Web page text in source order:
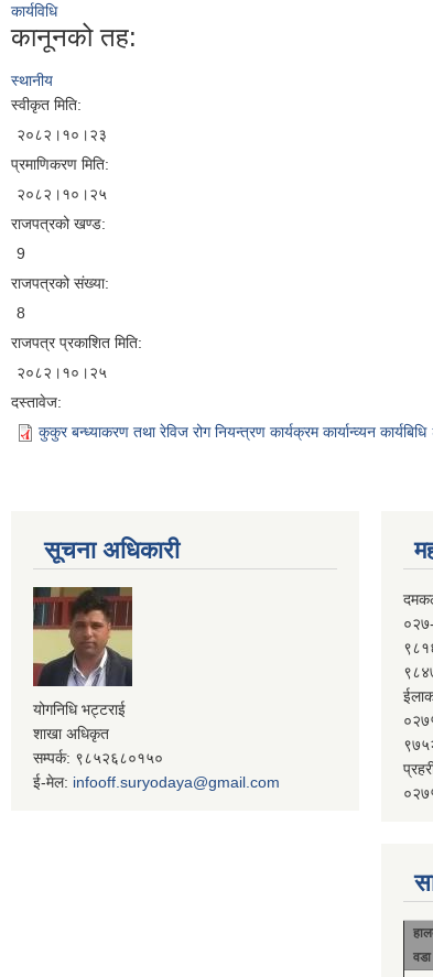
कार्यविधि
कानूनको तह:
स्थानीय
स्वीकृत मिति:
२०८२।१०।२३
प्रमाणिकरण मिति:
२०८२।१०।२५
राजपत्रको खण्ड:
9
राजपत्रको संख्या:
8
राजपत्र प्रकाशित मिति:
२०८२।१०।२५
दस्तावेज:
कुकुर बन्ध्याकरण तथा रेविज रोग नियन्त्रण कार्यक्रम कार्यान्व्यन
सूचना अधिकारी
योगनिधि भट्टराई
शाखा अधिकृत
सम्पर्क: ९८५२६८०१५०
ई-मेल: infooff.suryodaya@gmail.com